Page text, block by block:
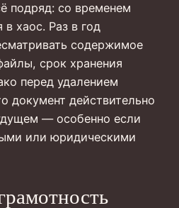
подряд: со временем
хаос. Раз в год
содержимое
срок хранения
перед удалением
документ действительно
— особенно если
или юридическими